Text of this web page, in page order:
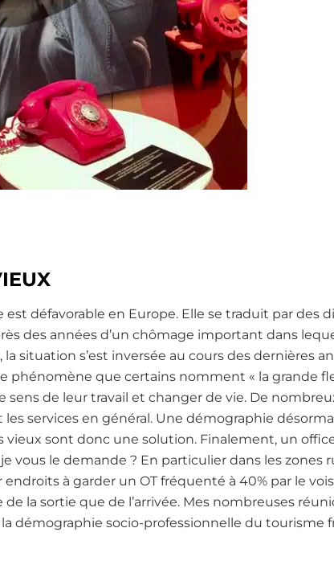
est défavorable en Europe. Elle se traduit par des
des années d’un chômage important dans
situation s’est inversée au cours des dernières
phénomène que certains nomment « la grande
sens de leur travail et changer de vie. De
services en général. Une démographie
sont donc une solution. Finalement, un
vous le demande ? En particulier dans les zones
endroits à garder un OT fréquenté à 40% par le
de la sortie que de l’arrivée. Mes nombreuses
démographie socio-professionnelle du tourisme